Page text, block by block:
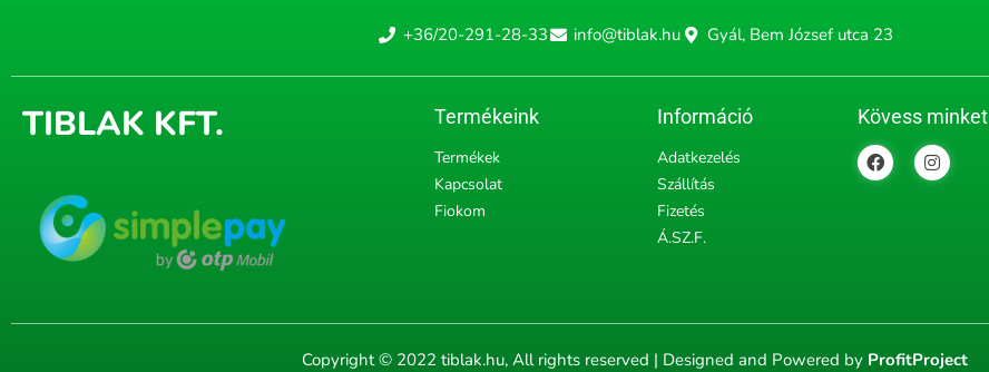
+36/20-291-28-33 info@tiblak.hu Gyál, Bem József utca 23
TIBLAK KFT. Termékeink
Termékek
Kapcsolat
Fiokom
Információ
Adatkezelés
Szállítás
Fizetés
Á.SZ.F.
Kövess minket
F
a
c
I
n
s
Copyright © 2022 tiblak.hu, All rights reserved | Designed and Powered by ProfitProject